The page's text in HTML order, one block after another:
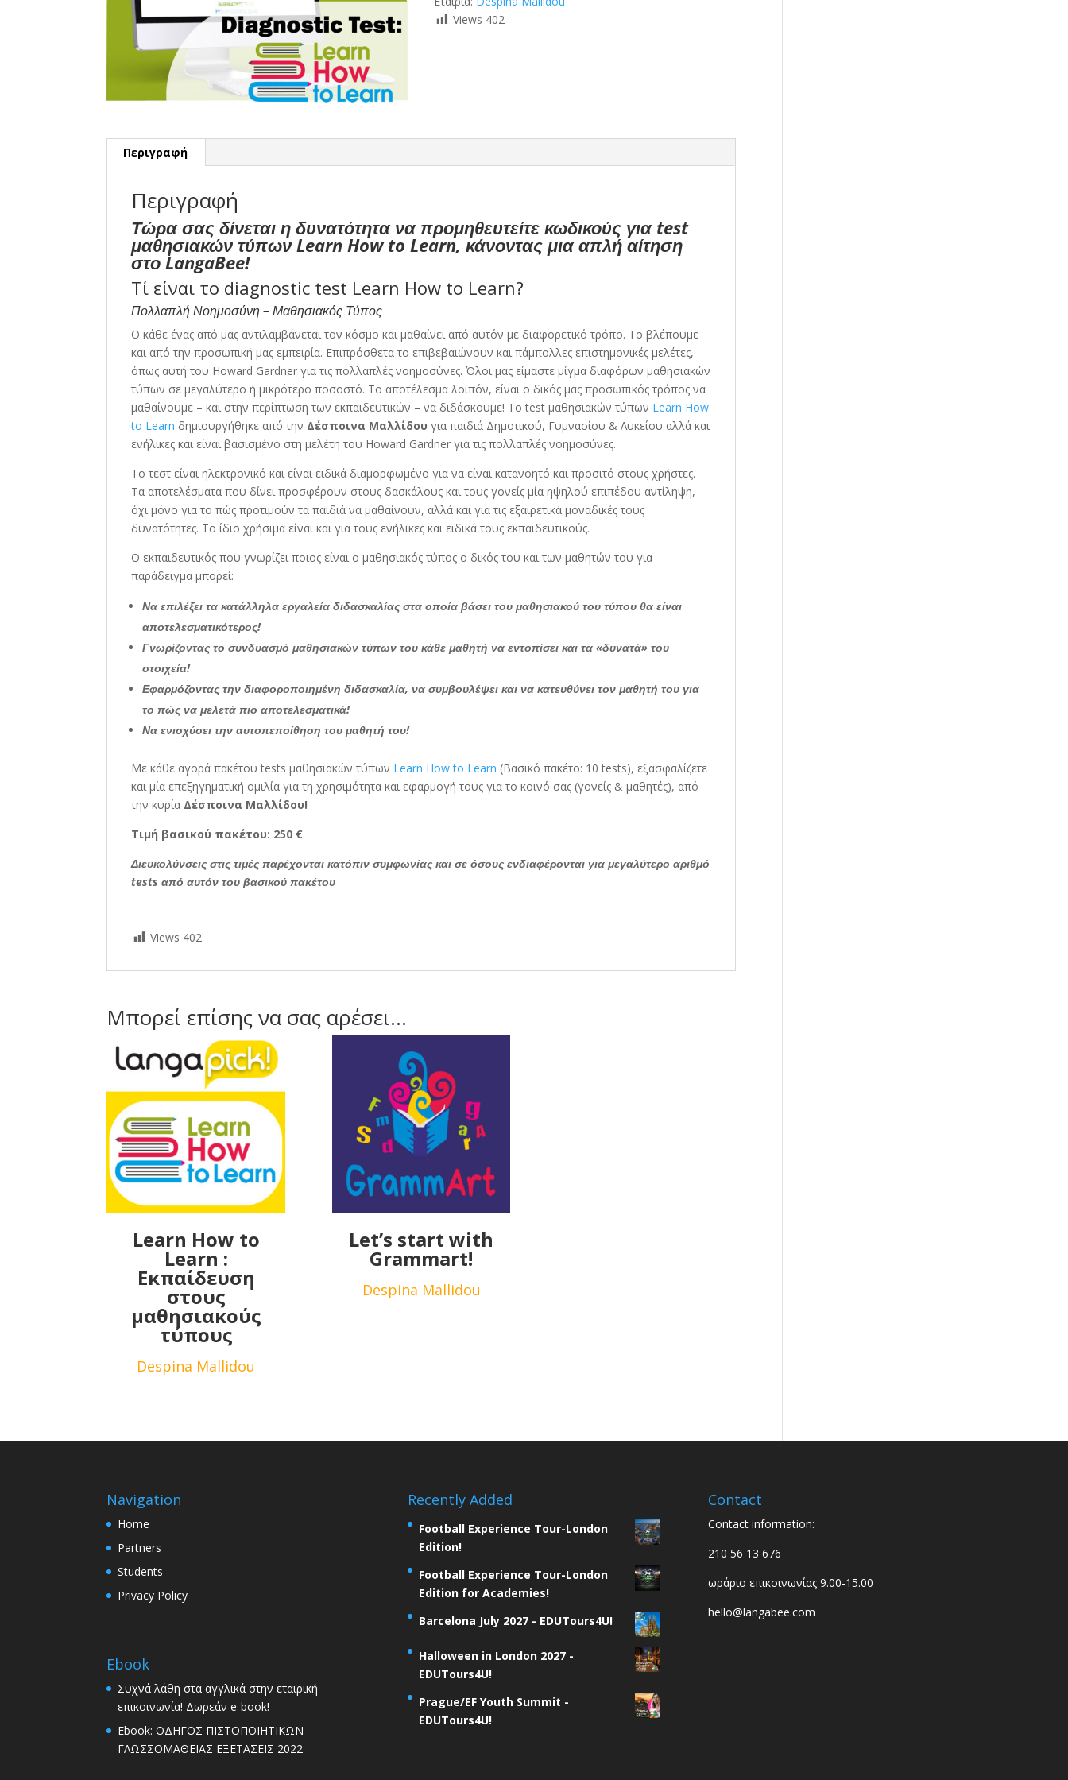
Views 402
Περιγραφή
Περιγραφή
Τώρα σας δίνεται η δυνατότητα να προμηθευτείτε κωδικούς για test
μαθησιακών τύπων Learn How to Learn, κάνοντας μια απλή αίτηση
στο LangaBee!
Τί είναι το diagnostic test Learn How to Learn?
Πολλαπλή Νοημοσύνη – Μαθησιακός Τύπος
Ο κάθε ένας από μας αντιλαμβάνεται τον κόσμο και μαθαίνει από αυτόν με διαφορετικό τρόπο. Το βλέπουμε
και από την προσωπική μας εμπειρία. Επιπρόσθετα το επιβεβαιώνουν και πάμπολλες επιστημονικές μελέτες,
όπως αυτή του Howard Gardner για τις πολλαπλές νοημοσύνες. Όλοι μας είμαστε μίγμα διαφόρων μαθησιακών
τύπων σε μεγαλύτερο ή μικρότερο ποσοστό. Το αποτέλεσμα λοιπόν, είναι ο δικός μας προσωπικός τρόπος να
μαθαίνουμε – και στην περίπτωση των εκπαιδευτικών – να διδάσκουμε! Tο test μαθησιακών τύπων Learn How
to Learn δημιουργήθηκε από την Δέσποινα Μαλλίδου για παιδιά Δημοτικού, Γυμνασίου & Λυκείου αλλά και
ενήλικες και είναι βασισμένο στη μελέτη του Howard Gardner για τις πολλαπλές νοημοσύνες.
To τεστ είναι ηλεκτρονικό και είναι ειδικά διαμορφωμένο για να είναι κατανοητό και προσιτό στους χρήστες.
Τα αποτελέσματα που δίνει προσφέρουν στους δασκάλους και τους γονείς μία ηψηλού επιπέδου αντίληψη,
όχι μόνο για το πώς προτιμούν τα παιδιά να μαθαίνουν, αλλά και για τις εξαιρετικά μοναδικές τους
δυνατότητες. Το ίδιο χρήσιμα είναι και για τους ενήλικες και ειδικά τους εκπαιδευτικούς.
Ο εκπαιδευτικός που γνωρίζει ποιος είναι ο μαθησιακός τύπος ο δικός του και των μαθητών του για
παράδειγμα μπορεί:
Να επιλέξει τα κατάλληλα εργαλεία διδασκαλίας στα οποία βάσει του μαθησιακού του τύπου θα είναι
αποτελεσματικότερος!
Γνωρίζοντας το συνδυασμό μαθησιακών τύπων του κάθε μαθητή να εντοπίσει και τα «δυνατά» του
στοιχεία!
Εφαρμόζοντας την διαφοροποιημένη διδασκαλία, να συμβουλέψει και να κατευθύνει τον μαθητή του για
το πώς να μελετά πιο αποτελεσματικά!
Να ενισχύσει την αυτοπεποίθηση του μαθητή του!
Με κάθε αγορά πακέτου tests μαθησιακών τύπων Learn How to Learn (Βασικό πακέτο: 10 tests), εξασφαλίζετε
και μία επεξηγηματική ομιλία για τη χρησιμότητα και εφαρμογή τους για το κοινό σας (γονείς & μαθητές), από
την κυρία Δέσποινα Μαλλίδου!
Τιμή βασικού πακέτου: 250 €
Διευκολύνσεις στις τιμές παρέχονται κατόπιν συμφωνίας και σε όσους ενδιαφέρονται για μεγαλύτερο αριθμό
tests από αυτόν του βασικού πακέτου
Views 402
Μπορεί επίσης να σας αρέσει…
Learn How to
Learn :
Εκπαίδευση
στους
μαθησιακούς
τύπους
Despina Mallidou
Let’s start with
Grammart!
Despina Mallidou
Navigation
Home
Partners
Students
Privacy Policy
Ebook
Συχνά λάθη στα αγγλικά στην εταιρική
επικοινωνία! Δωρεάν e-book!
Ebook: ΟΔΗΓΟΣ ΠΙΣΤΟΠΟΙΗΤΙΚΩΝ
ΓΛΩΣΣΟΜΑΘΕΙΑΣ ΕΞΕΤΑΣΕΙΣ 2022
Recently Added
Football Experience Tour-London
Edition!
Football Experience Tour-London
Edition for Academies!
Barcelona July 2027 - EDUTours4U!
Halloween in London 2027 -
EDUTours4U!
Prague/EF Youth Summit -
EDUTours4U!
Contact
Contact information:
210 56 13 676
ωράριο επικοινωνίας 9.00-15.00
hello@langabee.com